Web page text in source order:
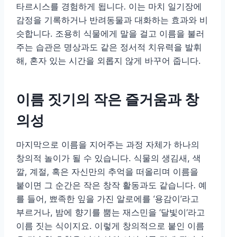
타르시스를 경험하게 됩니다. 이는 마치 일기장에
감정을 기록하거나 반려동물과 대화하는 효과와 비
슷합니다. 조용히 식물에게 말을 걸고 이름을 불러
주는 습관은 명상과도 같은 정서적 치유력을 발휘
해, 혼자 있는 시간을 외롭지 않게 바꾸어 줍니다.
이름 짓기의 작은 즐거움과 창
의성
마지막으로 이름을 지어주는 과정 자체가 하나의
창의적 놀이가 될 수 있습니다. 식물의 생김새, 색
깔, 계절, 혹은 자신만의 추억을 떠올리며 이름을
붙이면 그 순간은 작은 창작 활동과도 같습니다. 예
를 들어, 뾰족한 잎을 가진 알로에를 ‘용감이’라고
부르거나, 밤에 향기를 뿜는 재스민을 ‘달빛이’라고
이름 짓는 식이지요. 이렇게 창의적으로 붙인 이름